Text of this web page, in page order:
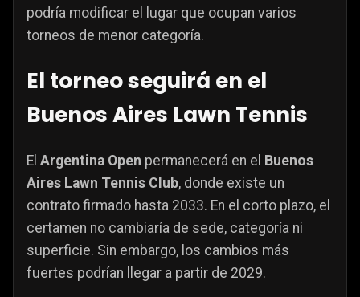
podría modificar el lugar que ocupan varios
torneos de menor categoría.
El torneo seguirá en el
Buenos Aires Lawn Tennis
El Argentina Open permanecerá en el Buenos
Aires Lawn Tennis Club, donde existe un
contrato firmado hasta 2033. En el corto plazo, el
certamen no cambiaría de sede, categoría ni
superficie. Sin embargo, los cambios más
fuertes podrían llegar a partir de 2029.